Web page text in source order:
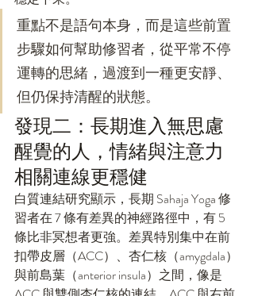
重點不是語句本身，而是這些前置
步驟如何幫助修習者，從平常不停
運轉的思緒，過渡到一種更安靜、
但仍保持清醒的狀態。
發現二：長期進入無思慮
醒覺的人，情緒與注意力
相關連線更穩健
白質連結研究顯示，長期 Sahaja Yoga 修
習者在 7 條有差異的神經路徑中，有 5
條比非冥想者更強。差異特別集中在前
扣帶皮層（ACC）、杏仁核（amygdala）
與前島葉（anterior insula）之間，像是